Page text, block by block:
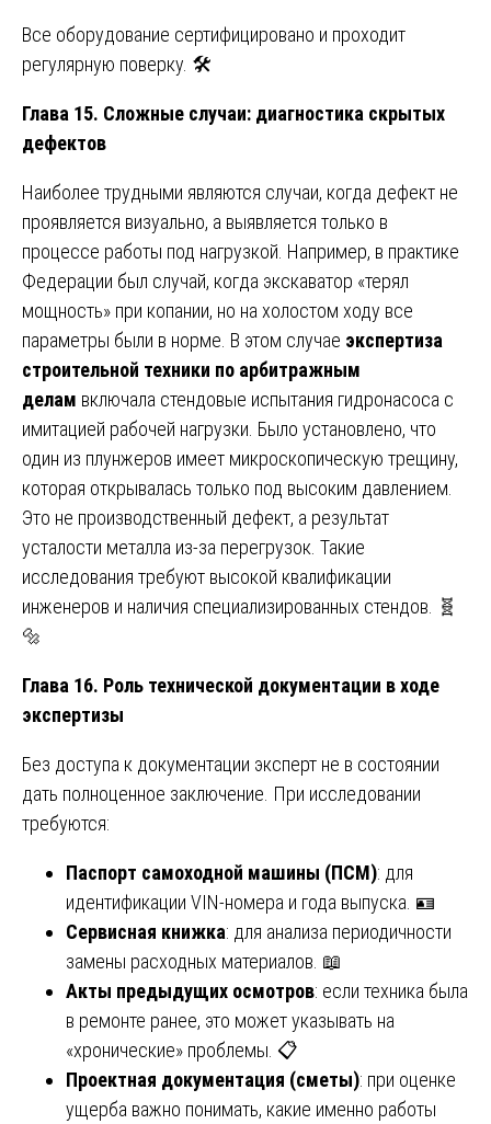
Все оборудование сертифицировано и проходит
регулярную поверку. 🛠️
Глава 15. Сложные случаи: диагностика скрытых
дефектов
Наиболее трудными являются случаи, когда дефект не
проявляется визуально, а выявляется только в
процессе работы под нагрузкой. Например, в практике
Федерации был случай, когда экскаватор «терял
мощность» при копании, но на холостом ходу все
параметры были в норме. В этом случае экспертиза
строительной техники по арбитражным
делам включала стендовые испытания гидронасоса с
имитацией рабочей нагрузки. Было установлено, что
один из плунжеров имеет микроскопическую трещину,
которая открывалась только под высоким давлением.
Это не производственный дефект, а результат
усталости металла из-за перегрузок. Такие
исследования требуют высокой квалификации
инженеров и наличия специализированных стендов. 🧬
🔩
Глава 16. Роль технической документации в ходе
экспертизы
Без доступа к документации эксперт не в состоянии
дать полноценное заключение. При исследовании
требуются:
Паспорт самоходной машины (ПСМ): для
идентификации VIN-номера и года выпуска. 🪪
Сервисная книжка: для анализа периодичности
замены расходных материалов. 📖
Акты предыдущих осмотров: если техника была
в ремонте ранее, это может указывать на
«хронические» проблемы. 📋
Проектная документация (сметы): при оценке
ущерба важно понимать, какие именно работы